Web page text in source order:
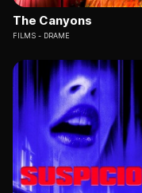
The Canyons
FILMS DRAME